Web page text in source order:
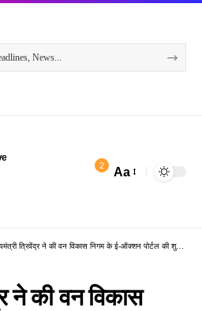
2 Aa
त्रिवेंद्र ने की वन विकास निगम के ई-ऑक्शन पोर्टल की शुरुआत
ने की वन विकास